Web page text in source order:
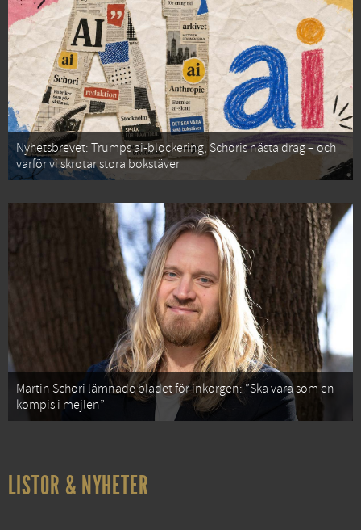
Nyhetsbrevet: Trumps ai-blockering, Schoris nästa drag – och
varför vi skrotar stora bokstäver
Martin Schori lämnade bladet för inkorgen: ”Ska vara som en
kompis i mejlen”
LISTOR & NYHETER